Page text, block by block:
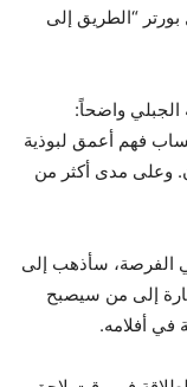
“الطريق إلى
الجبلي واضحاً:
فهم أعمق لبوذية
وعلى مدى أكثر من
الفرصة، سأذهب إلى
إلى من سيصبح
في أفلامه.